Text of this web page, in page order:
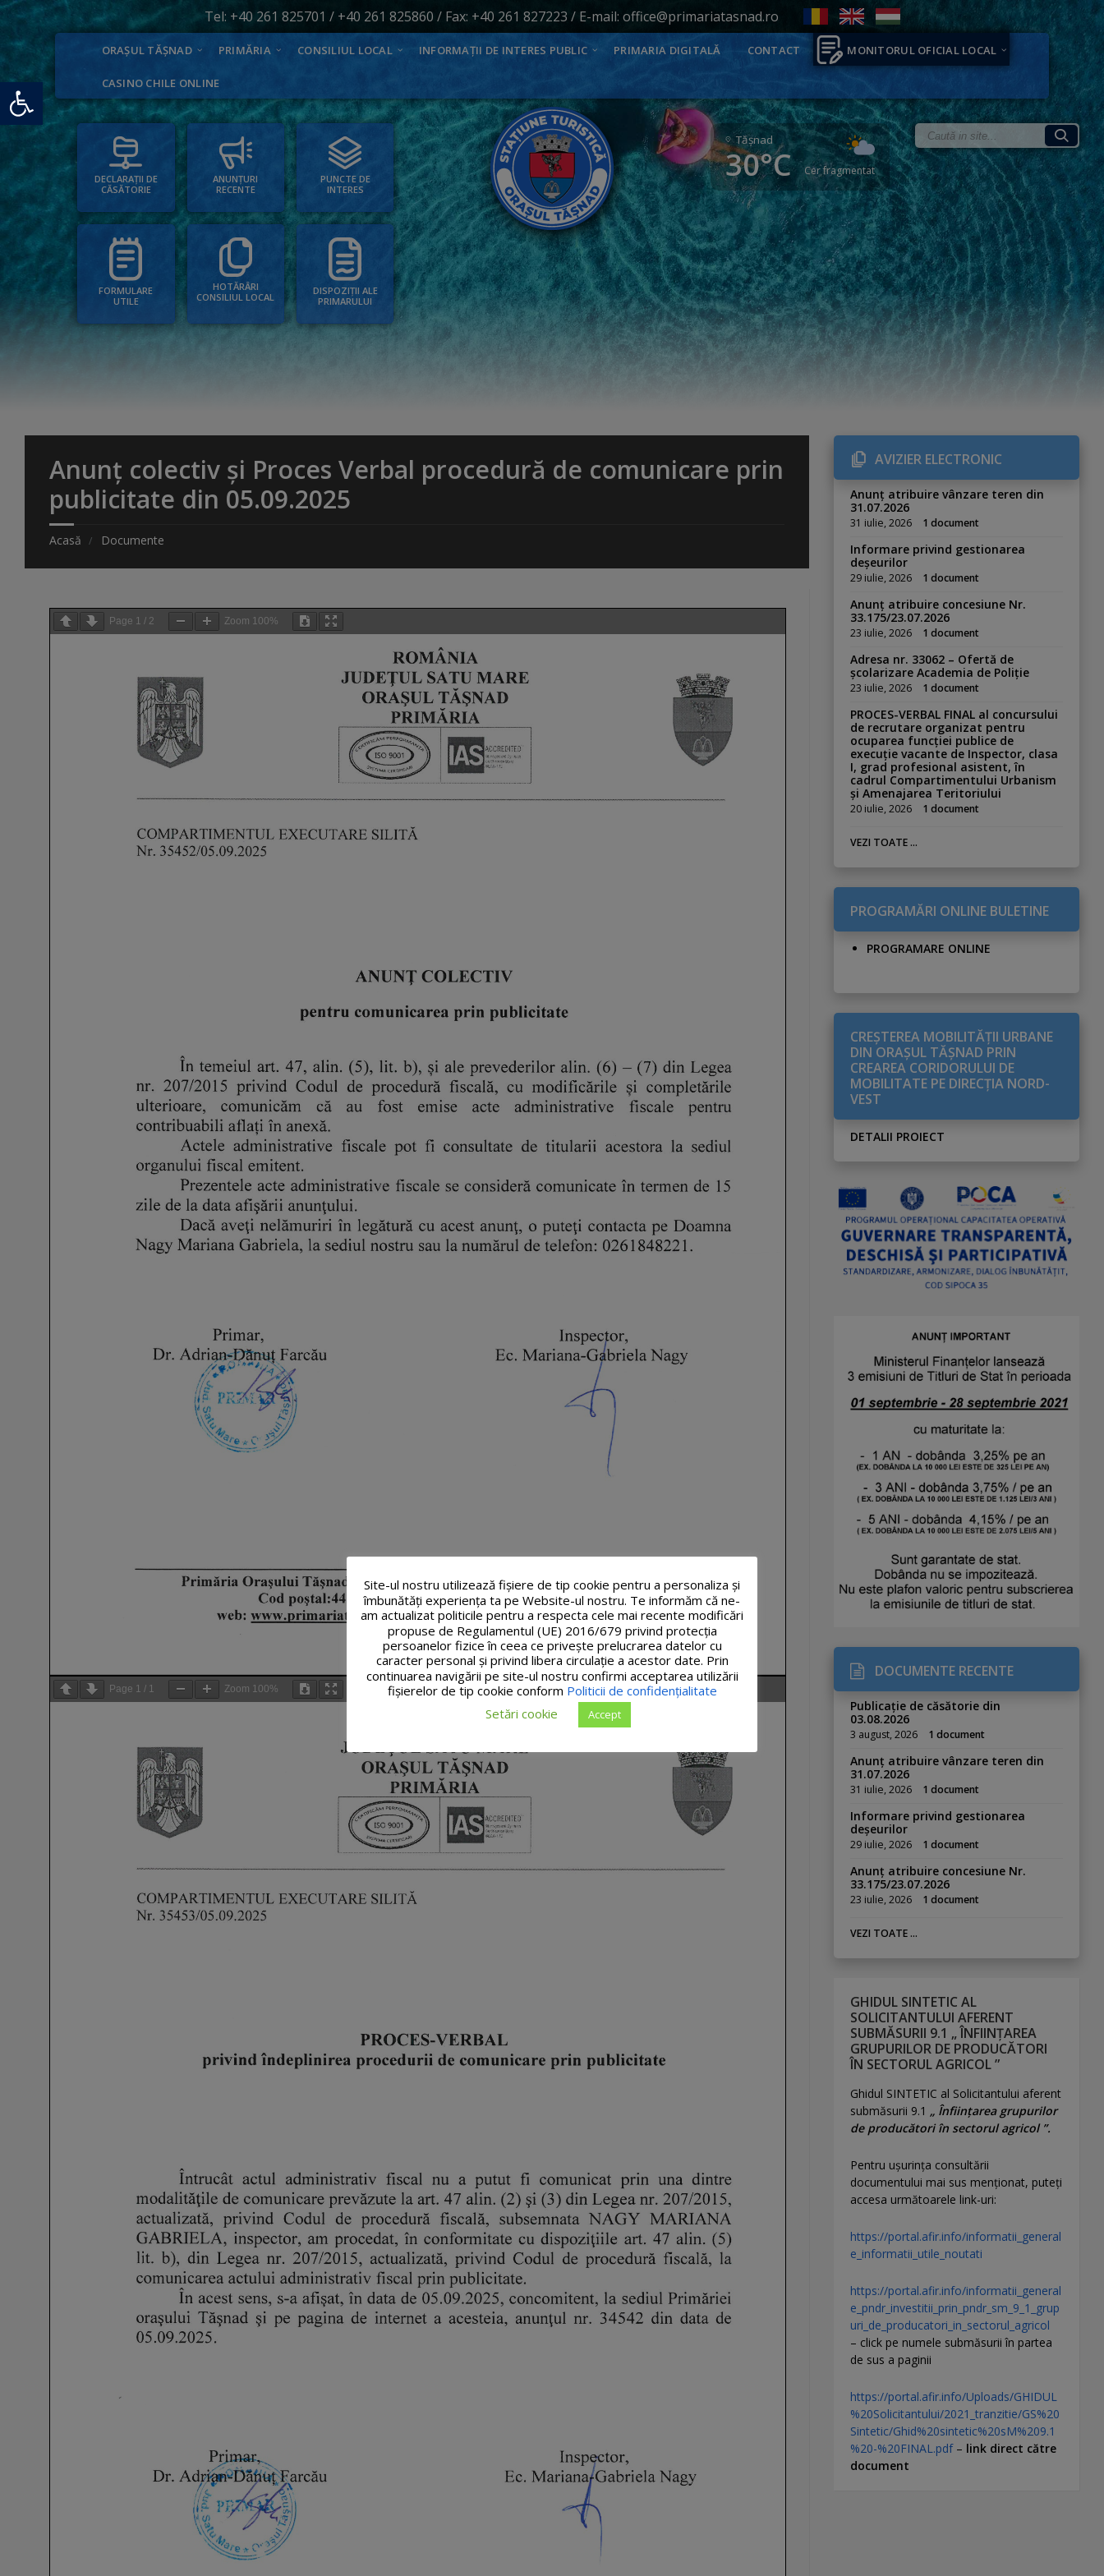
Deschide bara de unelte
Tel: +40 261 825701 / +40 261 825860 / Fax: +40 261 827223 / E-mail: office@primariatasnad.ro
ORAȘUL TĂȘNAD PRIMĂRIA CONSILIUL LOCAL INFORMAȚII DE INTERES PUBLIC PRIMARIA DIGITALĂ CONTACT MONITORUL OFICIAL LOCAL
CASINO CHILE ONLINE
DECLARAȚII DE
CĂSĂTORIE
ANUNȚURI
RECENTE
PUNCTE DE
INTERES
FORMULARE
UTILE
HOTĂRÂRI
CONSILIUL LOCAL
DISPOZIȚII ALE
PRIMARULUI
Tăşnad
30°C Cer fragmentat
Anunț colectiv și Proces Verbal procedură de comunicare prin
publicitate din 05.09.2025
Acasă Documente
Page 1 / 2 Zoom 100%
Page 1 / 1 Zoom 100%
AVIZIER ELECTRONIC
Anunț atribuire vânzare teren din
31.07.2026
31 iulie, 2026 1 document
Informare privind gestionarea
deșeurilor
29 iulie, 2026 1 document
Anunț atribuire concesiune Nr.
33.175/23.07.2026
23 iulie, 2026 1 document
Adresa nr. 33062 – Ofertă de
școlarizare Academia de Poliție
23 iulie, 2026 1 document
PROCES-VERBAL FINAL al concursului
de recrutare organizat pentru
ocuparea funcției publice de
execuție vacante de Inspector, clasa
I, grad profesional asistent, în
cadrul Compartimentului Urbanism
și Amenajarea Teritoriului
20 iulie, 2026 1 document
VEZI TOATE ...
PROGRAMĂRI ONLINE BULETINE
PROGRAMARE ONLINE
CREŞTEREA MOBILITĂŢII URBANE
DIN ORAŞUL TĂŞNAD PRIN
CREAREA CORIDORULUI DE
MOBILITATE PE DIRECŢIA NORD-
VEST
DETALII PROIECT
DOCUMENTE RECENTE
Publicație de căsătorie din
03.08.2026
3 august, 2026 1 document
Anunț atribuire vânzare teren din
31.07.2026
31 iulie, 2026 1 document
Informare privind gestionarea
deșeurilor
29 iulie, 2026 1 document
Anunț atribuire concesiune Nr.
33.175/23.07.2026
23 iulie, 2026 1 document
VEZI TOATE ...
GHIDUL SINTETIC AL
SOLICITANTULUI AFERENT
SUBMĂSURII 9.1 „ ÎNFIINȚAREA
GRUPURILOR DE PRODUCĂTORI
ÎN SECTORUL AGRICOL ”
Ghidul SINTETIC al Solicitantului aferent
submăsurii 9.1 „ Înființarea grupurilor
de producători în sectorul agricol ”.
Pentru uşurinţa consultării
documentului mai sus menţionat, puteţi
accesa următoarele link-uri:
https://portal.afir.info/informatii_general
e_informatii_utile_noutati
https://portal.afir.info/informatii_general
e_pndr_investitii_prin_pndr_sm_9_1_grup
uri_de_producatori_in_sectorul_agricol
– click pe numele submăsurii în partea
de sus a paginii
https://portal.afir.info/Uploads/GHIDUL
%20Solicitantului/2021_tranzitie/GS%20
Sintetic/Ghid%20sintetic%20sM%209.1
%20-%20FINAL.pdf– link direct către
document
Site-ul nostru utilizează fişiere de tip cookie pentru a personaliza și
îmbunătăți experiența ta pe Website-ul nostru. Te informăm că ne-
am actualizat politicile pentru a respecta cele mai recente modificări
propuse de Regulamentul (UE) 2016/679 privind protecția
persoanelor fizice în ceea ce privește prelucrarea datelor cu
caracter personal și privind libera circulație a acestor date. Prin
continuarea navigării pe site-ul nostru confirmi acceptarea utilizării
fişierelor de tip cookie conform Politicii de confidențialitate
Setări cookie
Accept